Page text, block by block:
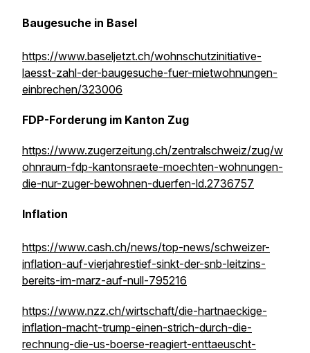
Baugesuche in Basel
https://www.baseljetzt.ch/wohnschutzinitiative-
laesst-zahl-der-baugesuche-fuer-mietwohnungen-
einbrechen/323006
FDP-Forderung im Kanton Zug
https://www.zugerzeitung.ch/zentralschweiz/zug/w
ohnraum-fdp-kantonsraete-moechten-wohnungen-
die-nur-zuger-bewohnen-duerfen-ld.2736757
Inflation
https://www.cash.ch/news/top-news/schweizer-
inflation-auf-vierjahrestief-sinkt-der-snb-leitzins-
bereits-im-marz-auf-null-795216
https://www.nzz.ch/wirtschaft/die-hartnaeckige-
inflation-macht-trump-einen-strich-durch-die-
rechnung-die-us-boerse-reagiert-enttaeuscht-